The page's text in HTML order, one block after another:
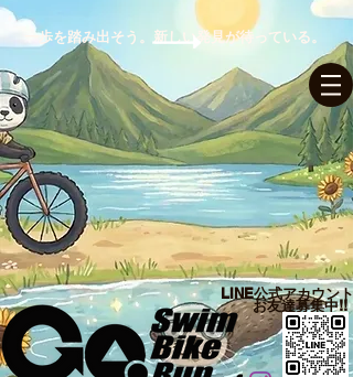
ログイン
一歩を踏み出そう。新しい発見が待っている。
LINE公式アカウント​
お友達募集中!!